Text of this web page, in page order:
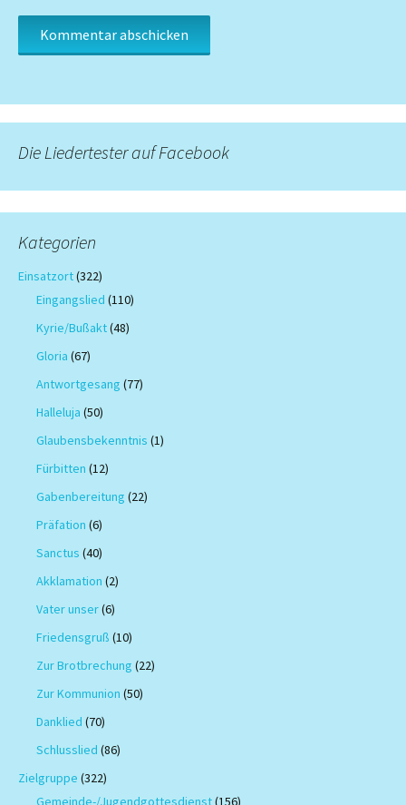
Die Liedertester auf Facebook
Kategorien
Einsatzort(322)
Eingangslied (110)
Kyrie/Bußakt(48)
Gloria (67)
Antwortgesang (77)
Halleluja (50)
Glaubensbekenntnis (1)
Fürbitten (12)
Gabenbereitung (22)
Präfation (6)
Sanctus (40)
Akklamation (2)
Vater unser(6)
Friedensgruß (10)
Zur Brotbrechung (22)
Zur Kommunion (50)
Danklied (70)
Schlusslied (86)
Zielgruppe (322)
Gemeinde-/Jugendgottesdienst(156)